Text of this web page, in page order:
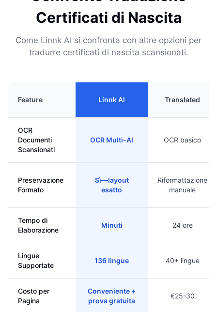
Certificati di Nascita
Come Linnk AI si confronta con altre opzioni per
tradurre certificati di nascita scansionati.
Feature Linnk AI Translated
OCR
Documenti
Scansionati
OCR Multi-AI OCR basico
Preservazione
Formato
Sì—layout
esatto
Riformattazione
manuale
Tempo di
Elaborazione
Minuti 24 ore
Lingue
Supportate
136 lingue 40+ lingue
Costo per
Pagina
Conveniente +
prova gratuita
€25-30